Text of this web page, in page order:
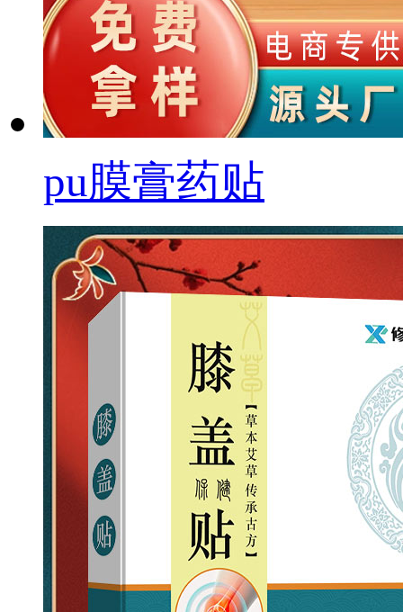
pu膜膏药贴